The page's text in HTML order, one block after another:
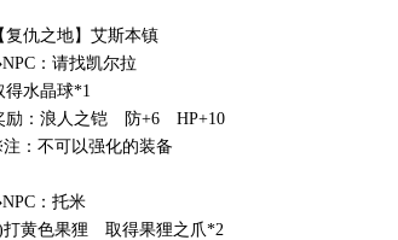
之地】艾斯本镇
：请找凯尔拉
水晶球*1
：浪人之铠 防+6 HP+10
不可以强化的装备
：托米
色果狸 取得果狸之爪*2